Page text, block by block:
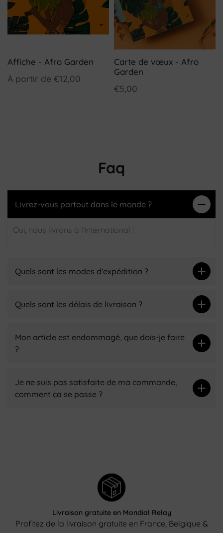
Affiche - Afro Garden
À partir de €12,00
Carte de vœux - Afro
Garden
€5,00
Faq
Livrez-vous partout dans le monde ?
Oui, nous livrons à l'international !
Quels sont les modes d'expédition ?
Quels sont les délais de livraison ?
Mon article est endommagé, que dois-je faire
?
Je ne suis pas satisfaite de ma commande,
comment ça se passe ?
Livraison gratuite en Mondial Relay
Profitez de la livraison gratuite en France, Belgique &